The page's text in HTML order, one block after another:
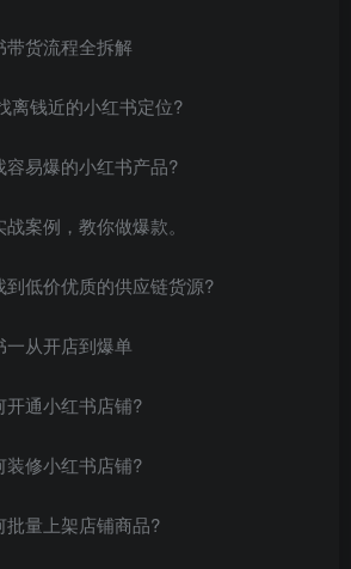
带货流程全拆解
钱近的小红书定位?
易爆的小红书产品?
案例，教你做爆款。
低价优质的供应链货源?
一从开店到爆单
通小红书店铺?
修小红书店铺?
量上架店铺商品?